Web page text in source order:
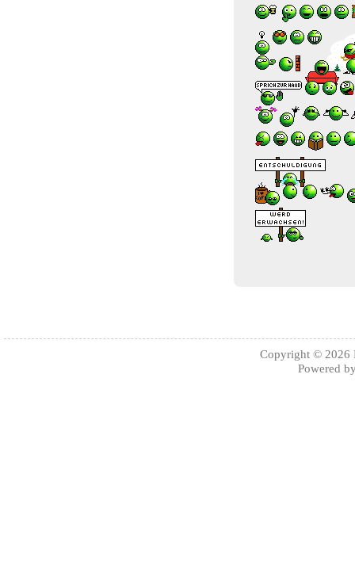
Copyright © 2026
Powered